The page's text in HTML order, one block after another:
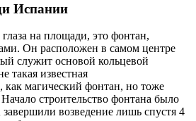
Испании
на площади, это фонтан,
Он расположен в самом центре
служит основой кольцевой
такая известная
как магический фонтан, но тоже
строительство фонтана было
возведение лишь спустя 4